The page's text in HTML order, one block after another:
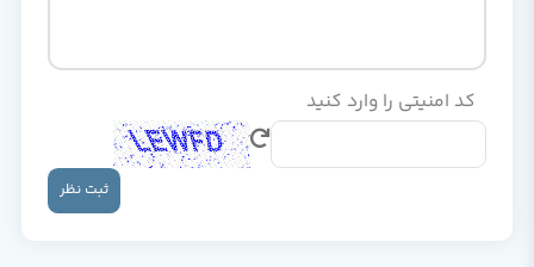
کد امنیتی را وارد کنید
ثبت نظر